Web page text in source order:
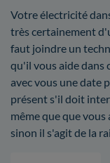
Votre électricité
très certainement
faut joindre un
qu'il vous aide dans
avec vous une date
présent s'il doit
même que que vous
sinon il s'agit de la